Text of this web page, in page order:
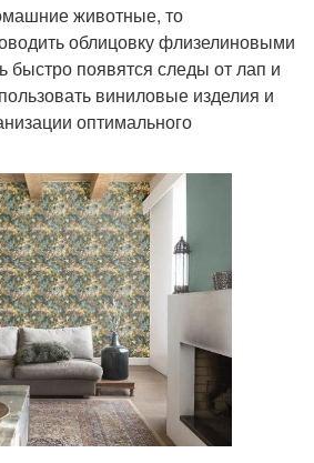
животные, то
облицовку флизелиновыми
быстро появятся следы от лап и
виниловые изделия и
оптимального